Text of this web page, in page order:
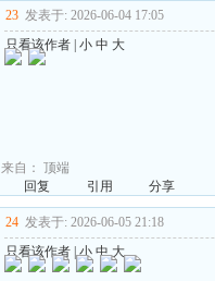
23 发表于: 2026-06-04 17:05
只看该作者| 小 中 大
来自： 顶端
回复
引用 分享
24 发表于: 2026-06-05 21:18
只看该作者|小 中 大